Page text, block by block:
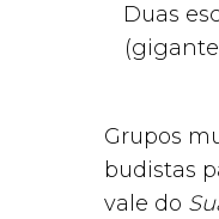
Duas
Grupos
budistas
vale do